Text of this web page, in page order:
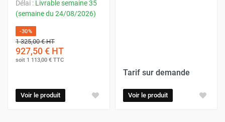
Délai : Livrable semaine 35
(semaine du 24/08/2026)
-30%
1 325,00 €HT
927,50 € HT
soit 1 113,00 € TTC
Voir le produit
Tarif sur demande
Voir le produit